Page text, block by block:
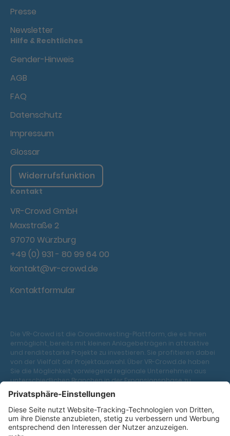
Presse
Newsletter
Hilfe & Rechtliches
Gender-Hinweis
AGB
FAQ
Datenschutz
Impressum
Glossar
Widerrufsfunktion
Kontakt
VR-Crowd GmbH
Maxstraße 2
97070 Würzburg
+49 (0) 931 - 80 99 64 00
kontakt@vr-crowd.de
Kontaktformular
Die VR-Crowd ist die Crowdinvesting-Plattform, die es Ihnen
ermöglicht, bereits mit kleinen Anlagebeträgen in attraktive
und renditestarke Projekte zu investieren. Sie profitieren dabei
von der Vielfalt der Projektauswahl. Über VR-Crowd.de haben
Sie die Möglichkeit, vorwiegend regionale Unternehmen aus
unterschiedlichen Branchen in der Expansionsphase zu
unterstützen. Projektfinanzierungen im Bereich Immobilien und
erneuerbare Energien vervielfältigen das Angebot der VR-
Crowd. Eine Investition ist ab 250 Euro möglich – diese erfolgt
ganz einfach online. Sie vergeben dabei Ihr Geld in Form eines
Nachrangdarlehens an die Projekte bzw. Unternehmen. Alle